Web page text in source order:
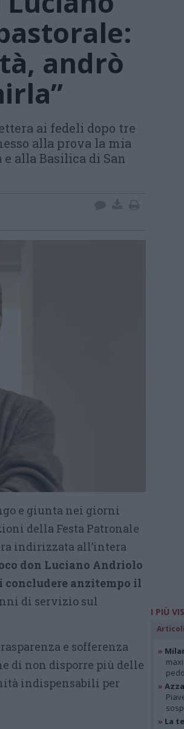
andrò
ai fedeli dopo tre
alla prova la mia
alla Basilica di San
e giunta nei giorni
della Festa Patronale
indirizzata all’intera
don Luciano Andriolo
anzitempo il
di servizio sul
e sofferenza
di non disporre più delle
indispensabili per
I PIÙ
Articoli
»
»
» La